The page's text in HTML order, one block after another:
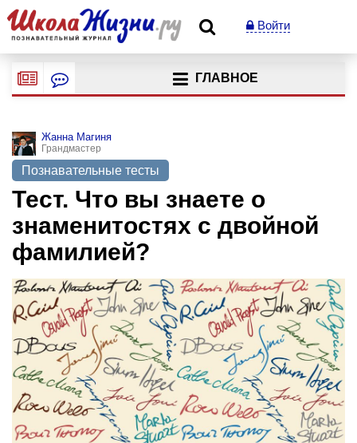
Войти
ГЛАВНОЕ
Жанна Магиня
Грандмастер
Познавательные тесты
Тест. Что вы знаете о
знаменитостях с двойной
фамилией?